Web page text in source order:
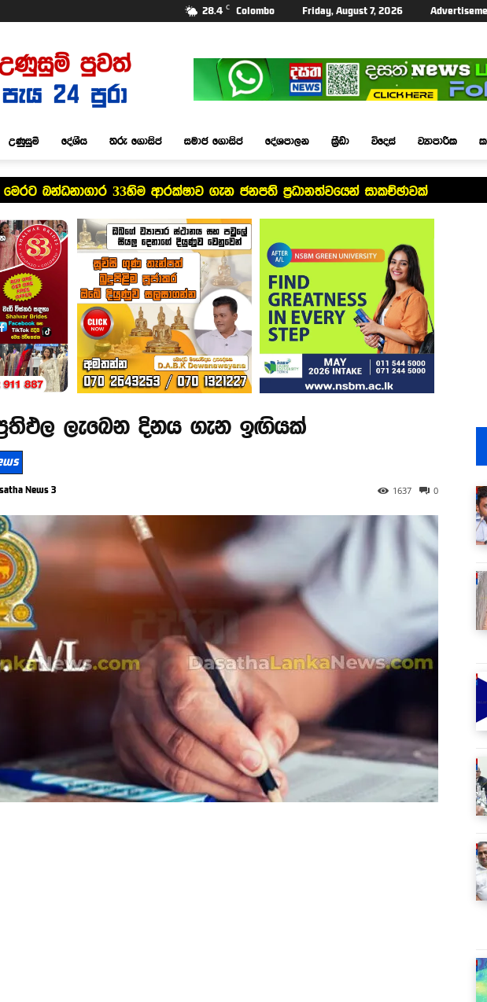
28.4 C Colombo Friday, August 7, 2026
Dasatha
Lanka
News
උණුසුම් දේශීය තරු ගොසිප් සමාජ ගොසිප් දේශපාලන ක්‍රීඩා විදෙස් ව්‍යාපාරික
මෙරට බන්ධනාගාර 33හිම ආරක්ෂාව ගැන ජනපති ප්‍රධානත්වයෙන් සාකච්ඡාවක්
ලැබෙන දිනය ගැන ඉඟියක්
News 3 0
1637